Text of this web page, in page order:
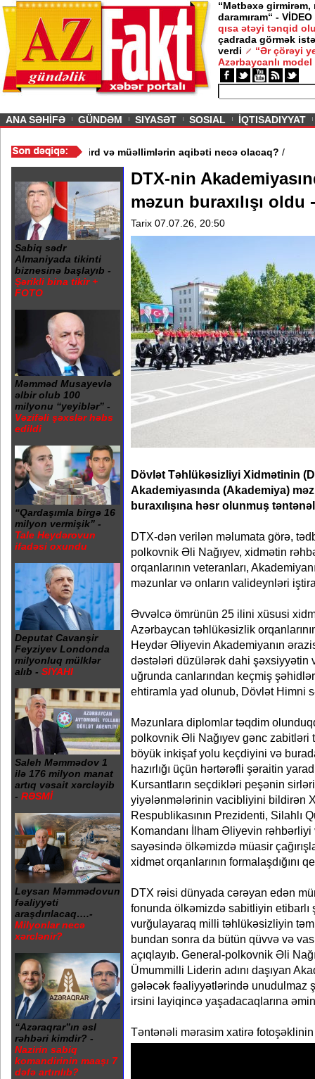
“Mətbəxə girmirəm,
daramıram“ - VİDEO
qısa ətəyi tənqid
çadrada görmək
verdi
“Ər çörəyi
Azərbaycanlı model
ANA SƏHİFƏ GÜNDƏM SIYASƏT SOSIAL İQTISADIYYAT
3 məktəb bağlandı - Şagird və müəllimlərin aqibəti necə olacaq?
Sabiq sədr
Almaniyada tikinti
biznesinə başlayıb -
Şərikli bina tikir +
FOTO
Məmməd Musayevlə
əlbir olub 100
milyonu “yeyiblər” -
Vəzifəli şəxslər həbs
edildi
“Qardaşımla birgə 16
milyon vermişik” -
Tale Heydərovun
ifadəsi oxundu
Deputat Cavanşir
Feyziyev Londonda
milyonluq mülklər
alıb - SİYAHI
Saleh Məmmədov 1
ilə 176 milyon manat
artıq vəsait xərcləyib
- RƏSMİ
Leysan Məmmədovun
fəaliyyəti
araşdırılacaq….-
Milyonlar necə
xərclənir?
“Azəraqrar”ın əsl
rəhbəri kimdir? -
Nazirin sabiq
komandirinin maaşı 7
dəfə artırılıb?
DTX-nin
məzun buraxılışı oldu
Tarix 07.07.26, 20:50
Dövlət Təhlükəsizliyi Xidmətinin
Akademiyasında (Akademiya)
buraxılışına həsr olunmuş
DTX-dən verilən məlumata görə,
polkovnik Əli Nağıyev, xidmətin
orqanlarının veteranları,
məzunlar və onların valideynləri
Əvvəlcə ömrünün 25 ilini xüsusi
Azərbaycan təhlükəsizlik
Heydər Əliyevin Akademiyanın
dəstələri düzülərək dahi şəxsiyyətin
uğrunda canlarından keçmiş
ehtiramla yad olunub, Dövlət Himni
Məzunlara diplomlar təqdim
polkovnik Əli Nağıyev gənc zabitləri
böyük inkişaf yolu keçdiyini və
hazırlığı üçün hərtərəfli şəraitin
Kursantların seçdikləri peşənin
yiyələnmələrinin vacibliyini bildirən
Respublikasının Prezidenti, Silahlı
Komandanı İlham Əliyevin
sayəsində ölkəmizdə müasir
xidmət orqanlarının formalaşdığını
DTX rəisi dünyada cərəyan edən
fonunda ölkəmizdə sabitliyin
vurğulayaraq milli təhlükəsizliyin
bundan sonra da bütün qüvvə və
açıqlayıb. General-polkovnik Əli
Ümummilli Liderin adını daşıyan
gələcək fəaliyyətlərində unudulmaz
irsini layiqincə yaşadacaqlarına
Təntənəli mərasim xatirə